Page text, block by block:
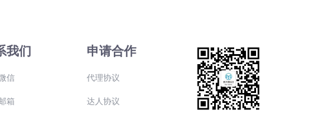
我们
信
箱
申请合作
代理协议
达人协议